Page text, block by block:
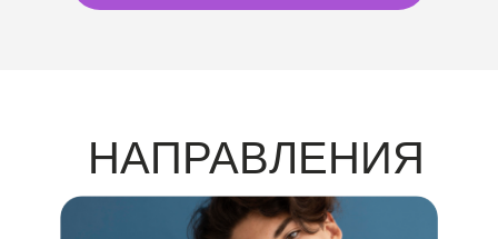
НАПРАВЛЕНИЯ
В АРХАНГЕЛЬСКЕ